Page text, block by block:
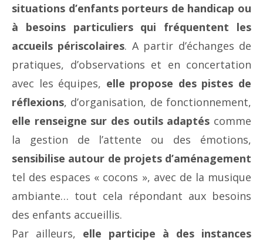
situations d’enfants porteurs de handicap ou
à besoins particuliers qui fréquentent les
accueils périscolaires. A partir d’échanges de
pratiques, d’observations et en concertation
avec les équipes, elle propose des pistes de
réflexions, d’organisation, de fonctionnement,
elle renseigne sur des outils adaptés comme
la gestion de l’attente ou des émotions,
sensibilise autour de projets d’aménagement
tel des espaces « cocons », avec de la musique
ambiante… tout cela répondant aux besoins
des enfants accueillis.
Par ailleurs, elle participe à des instances